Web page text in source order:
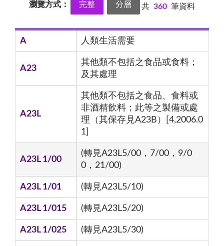
瀏覽方式： 完整 分層 共 360 筆資料
A 人類生活需要
A23
其他類不包括之食品或食料；
及其處理
A23L
其他類不包括之食品、食料或
非酒精飲料；此等之製備或處
理（其保存見A23B）[4,2006.0
1]
A23L 1/00
(轉見A23L5/00，7/00，9/0
0，21/00)
A23L 1/01 (轉見A23L5/10)
A23L 1/015 (轉見A23L5/20)
A23L 1/025 (轉見A23L5/30)